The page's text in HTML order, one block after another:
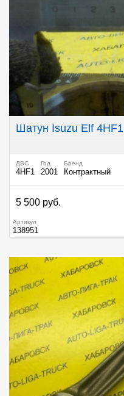
Шатун Isuzu Elf 4HF1
ДВС
4HF1
Год
2001
Бренд
Контрактный
5 500 руб.
Артикул
138951